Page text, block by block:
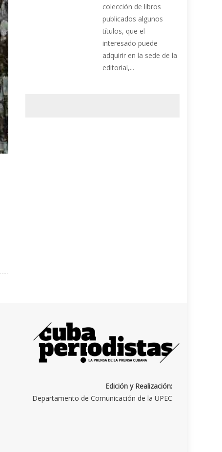
colección de libros
publicados algunos
títulos, que el
interesado puede
adquirir en la sede de la
editorial,...
Edición y Realización:
Departamento de Comunicación de la UPEC